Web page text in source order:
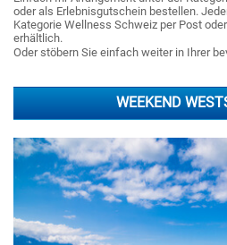
oder als Erlebnisgutschein bestellen.
Kategorie Wellness Schweiz per Post
erhältlich.
Oder stöbern Sie einfach weiter in Ihrer
WEEKEND